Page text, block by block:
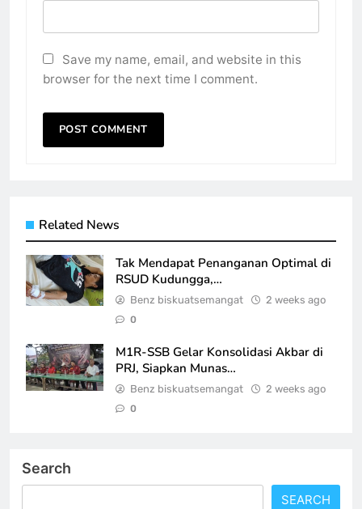
Save my name, email, and website in this
browser for the next time I comment.
Related News
Tak Mendapat Penanganan Optimal di
RSUD Kudungga,…
Benz biskuatsemangat 2 weeks ago
0
M1R-SSB Gelar Konsolidasi Akbar di
PRJ, Siapkan Munas…
Benz biskuatsemangat 2 weeks ago
0
Search
SEARCH